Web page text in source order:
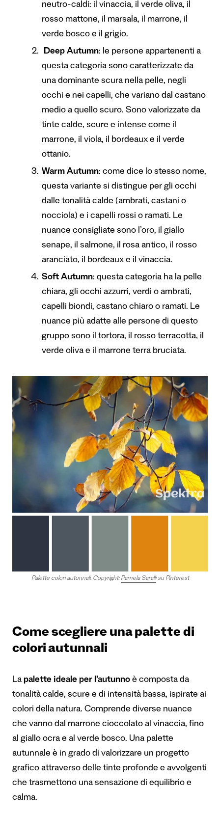
neutro-caldi: il vinaccia, il verde oliva, il
rosso mattone, il marsala, il marrone, il
verde bosco e il grigio.
Deep Autumn: le persone appartenenti a
questa categoria sono caratterizzate da
una dominante scura nella pelle, negli
occhi e nei capelli, che variano dal castano
medio a quello scuro. Sono valorizzate da
tinte calde, scure e intense come il
marrone, il viola, il bordeaux e il verde
ottanio.
Warm Autumn: come dice lo stesso nome,
questa variante si distingue per gli occhi
dalle tonalità calde (ambrati, castani o
nocciola) e i capelli rossi o ramati. Le
nuance consigliate sono l’oro, il giallo
senape, il salmone, il rosa antico, il rosso
aranciato, il bordeaux e il vinaccia.
Soft Autumn: questa categoria ha la pelle
chiara, gli occhi azzurri, verdi o ambrati,
capelli biondi, castano chiaro o ramati. Le
nuance più adatte alle persone di questo
gruppo sono il tortora, il rosso terracotta, il
verde oliva e il marrone terra bruciata.
Palette colori autunnali. Copyright: Pamela Sarallisu Pinterest
Come scegliere una palette di
colori autunnali
La palette ideale per l’autunno è composta da
tonalità calde, scure e di intensità bassa, ispirate ai
colori della natura. Comprende diverse nuance
che vanno dal marrone cioccolato al vinaccia, fino
al giallo ocra e al verde bosco. Una palette
autunnale è in grado di valorizzare un progetto
grafico attraverso delle tinte profonde e avvolgenti
che trasmettono una sensazione di equilibrio e
calma.